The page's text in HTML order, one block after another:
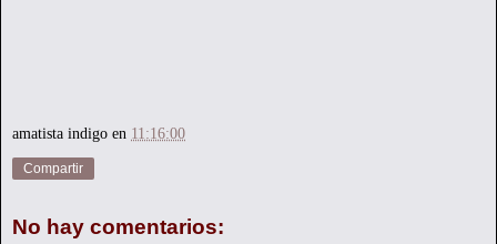
amatista indigo en 11:16:00
Compartir
No hay comentarios: